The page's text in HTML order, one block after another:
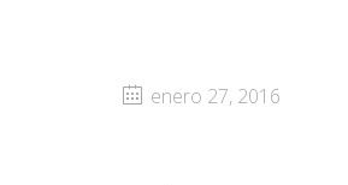
enero 27, 2016